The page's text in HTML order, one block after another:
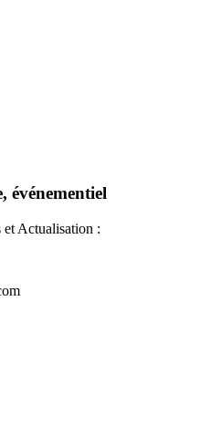
événementiel
et Actualisation :